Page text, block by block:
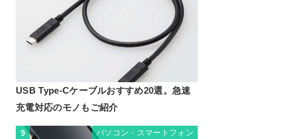
USB Type-Cケーブルおすすめ20選。急速
充電対応のモノもご紹介
9 パソコン・スマートフォン